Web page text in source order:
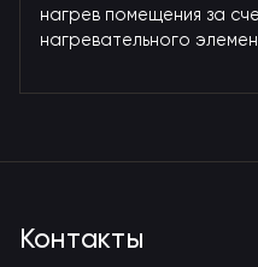
нагрев помещения за
нагревательного
Контакты